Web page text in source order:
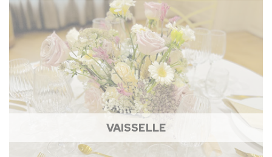
VAISSELLE